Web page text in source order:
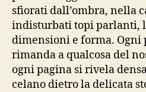
sfiorati dall’ombra, nella
indisturbati topi parlanti,
dimensioni e forma. Ogni
rimanda a qualcosa del
ogni pagina si rivela
celano dietro la delicata